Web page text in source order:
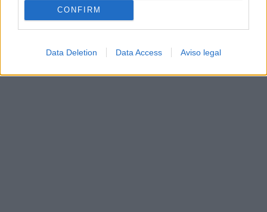
CONFIRM
Data Deletion Data Access Aviso legal